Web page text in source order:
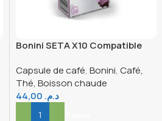
Bonini SETA X10 Compatible
Capsule de café, Bonini, Café,
Thé, Boisson chaude
د.م.
Ajouter Au Panier